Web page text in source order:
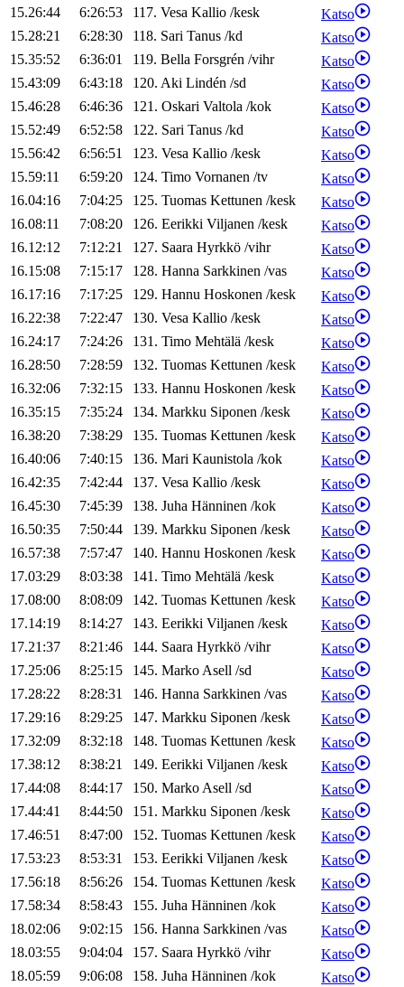
15.26:44
6:26:53 117. Vesa Kallio /kesk
Katso
15.28:21
6:28:30 118. Sari Tanus /kd
Katso
15.35:52
6:36:01 119. Bella Forsgrén /vihr
Katso
15.43:09
6:43:18 120. Aki Lindén /sd
Katso
15.46:28
6:46:36 121. Oskari Valtola /kok
Katso
15.52:49
6:52:58 122. Sari Tanus /kd
Katso
15.56:42
6:56:51 123. Vesa Kallio /kesk
Katso
15.59:11
6:59:20 124. Timo Vornanen /tv
Katso
16.04:16
7:04:25 125. Tuomas Kettunen /kesk
Katso
16.08:11
7:08:20 126. Eerikki Viljanen /kesk
Katso
16.12:12
7:12:21 127. Saara Hyrkkö /vihr
Katso
16.15:08
7:15:17 128. Hanna Sarkkinen /vas
Katso
16.17:16
7:17:25 129. Hannu Hoskonen /kesk
Katso
16.22:38
7:22:47 130. Vesa Kallio /kesk
Katso
16.24:17
7:24:26 131. Timo Mehtälä /kesk
Katso
16.28:50
7:28:59 132. Tuomas Kettunen /kesk
Katso
16.32:06
7:32:15 133. Hannu Hoskonen /kesk
Katso
16.35:15
7:35:24 134. Markku Siponen /kesk
Katso
16.38:20
7:38:29 135. Tuomas Kettunen /kesk
Katso
16.40:06
7:40:15 136. Mari Kaunistola /kok
Katso
16.42:35
7:42:44 137. Vesa Kallio /kesk
Katso
16.45:30
7:45:39 138. Juha Hänninen /kok
Katso
16.50:35
7:50:44 139. Markku Siponen /kesk
Katso
16.57:38
7:57:47 140. Hannu Hoskonen /kesk
Katso
17.03:29
8:03:38 141. Timo Mehtälä /kesk
Katso
17.08:00
8:08:09 142. Tuomas Kettunen /kesk
Katso
17.14:19
8:14:27 143. Eerikki Viljanen /kesk
Katso
17.21:37
8:21:46 144. Saara Hyrkkö /vihr
Katso
17.25:06
8:25:15 145. MarkoAsell /sd
Katso
17.28:22
8:28:31 146. Hanna Sarkkinen /vas
Katso
17.29:16
8:29:25 147. Markku Siponen /kesk
Katso
17.32:09
8:32:18 148. Tuomas Kettunen /kesk
Katso
17.38:12
8:38:21 149. Eerikki Viljanen /kesk
Katso
17.44:08
8:44:17 150. MarkoAsell /sd
Katso
17.44:41
8:44:50 151. Markku Siponen /kesk
Katso
17.46:51
8:47:00 152. Tuomas Kettunen /kesk
Katso
17.53:23
8:53:31 153. Eerikki Viljanen /kesk
Katso
17.56:18
8:56:26 154. Tuomas Kettunen /kesk
Katso
17.58:34
8:58:43 155. Juha Hänninen /kok
Katso
18.02:06
9:02:15 156. Hanna Sarkkinen /vas
Katso
18.03:55
9:04:04 157. Saara Hyrkkö /vihr
Katso
18.05:59
9:06:08 158. Juha Hänninen /kok
Katso